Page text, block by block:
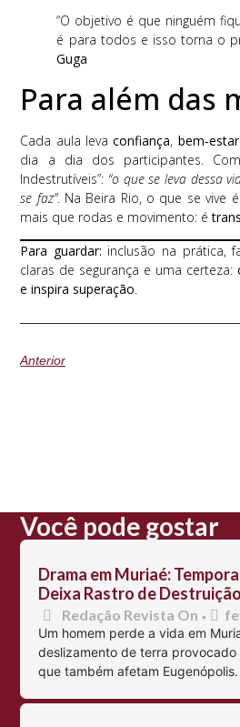
“O objetivo é que ninguém
é para todos e isso torna o
Guga
Para além das
Cada aula levaconfiança, bem‑estar
dia a dia dos participantes.
Indestrutíveis”: “o que se leva dessa
se faz”. Na Beira Rio, o que se vive
mais que rodas e movimento: é
Para guardar: inclusão na prática,
claras de segurança e uma certeza:
e inspira superação.
Anterior
Você pode gostar
Drama em Muriaé:
Deixa Rastro de Destruição
Redação Revista On •
Um homem perde a vida em
deslizamento de terra
que também afetam Eugenópolis.